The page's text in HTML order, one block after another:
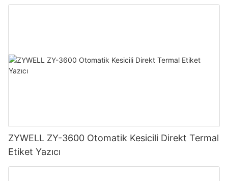
ZYWELL ZY-3600 Otomatik Kesicili Direkt Termal
Etiket Yazıcı